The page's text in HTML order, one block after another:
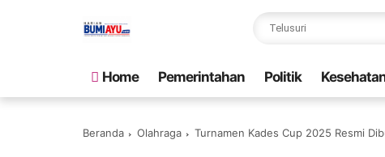
Home Pemerintahan Politik
Beranda Olahraga Turnamen Kades Cup 2025 Resmi